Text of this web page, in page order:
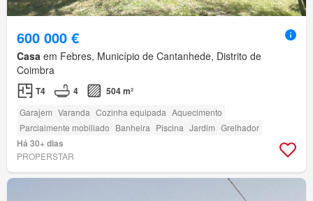
600 000 €
Casa em Febres, Município de Cantanhede, Distrito de
Coimbra
T4 4 504 m²
Garajem Varanda Cozinha equipada Aquecimento
Parcialmente mobiliado Banheira Piscina Jardim Grelhador
Há 30+ dias
PROPERSTAR